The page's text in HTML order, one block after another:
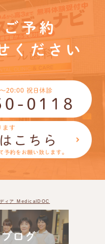
ご予約
ください